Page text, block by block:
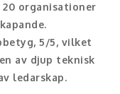
organisationer
5/5, vilket
av djup teknisk
ledarskap.